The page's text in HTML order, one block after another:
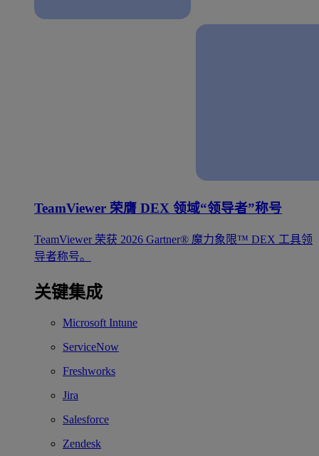
TeamViewer 荣膺 DEX 领域“领导者”称号
TeamViewer 荣获 2026 Gartner® 魔力象限™ DEX 工具领
导者称号。
关键集成
Microsoft Intune
ServiceNow
Freshworks
Jira
Salesforce
Zendesk